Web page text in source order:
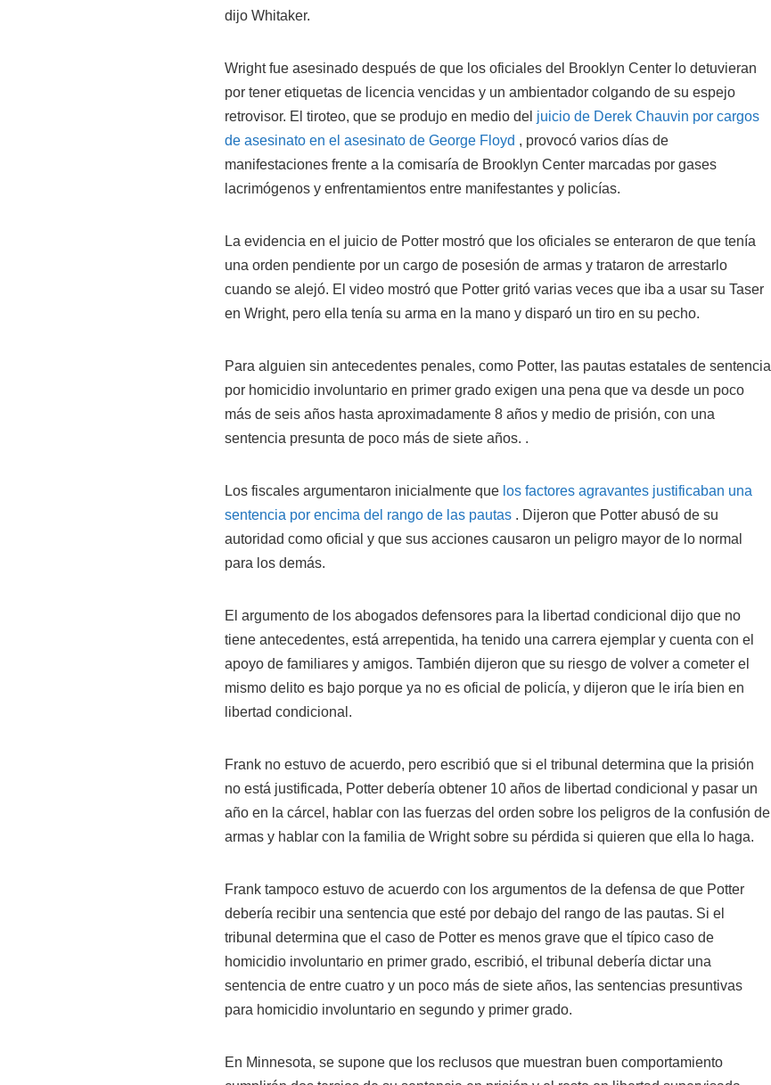
dijo Whitaker.
Wright fue asesinado después de que los oficiales del Brooklyn Center lo detuvieran
por tener etiquetas de licencia vencidas y un ambientador colgando de su espejo
retrovisor. El tiroteo, que se produjo en medio del juicio de Derek Chauvin por cargos
de asesinato en el asesinato de George Floyd , provocó varios días de
manifestaciones frente a la comisaría de Brooklyn Center marcadas por gases
lacrimógenos y enfrentamientos entre manifestantes y policías.
La evidencia en el juicio de Potter mostró que los oficiales se enteraron de que tenía
una orden pendiente por un cargo de posesión de armas y trataron de arrestarlo
cuando se alejó. El video mostró que Potter gritó varias veces que iba a usar su Taser
en Wright, pero ella tenía su arma en la mano y disparó un tiro en su pecho.
Para alguien sin antecedentes penales, como Potter, las pautas estatales de sentencia
por homicidio involuntario en primer grado exigen una pena que va desde un poco
más de seis años hasta aproximadamente 8 años y medio de prisión, con una
sentencia presunta de poco más de siete años. .
Los fiscales argumentaron inicialmente que los factores agravantes justificaban una
sentencia por encima del rango de las pautas . Dijeron que Potter abusó de su
autoridad como oficial y que sus acciones causaron un peligro mayor de lo normal
para los demás.
El argumento de los abogados defensores para la libertad condicional dijo que no
tiene antecedentes, está arrepentida, ha tenido una carrera ejemplar y cuenta con el
apoyo de familiares y amigos. También dijeron que su riesgo de volver a cometer el
mismo delito es bajo porque ya no es oficial de policía, y dijeron que le iría bien en
libertad condicional.
Frank no estuvo de acuerdo, pero escribió que si el tribunal determina que la prisión
no está justificada, Potter debería obtener 10 años de libertad condicional y pasar un
año en la cárcel, hablar con las fuerzas del orden sobre los peligros de la confusión de
armas y hablar con la familia de Wright sobre su pérdida si quieren que ella lo haga.
Frank tampoco estuvo de acuerdo con los argumentos de la defensa de que Potter
debería recibir una sentencia que esté por debajo del rango de las pautas. Si el
tribunal determina que el caso de Potter es menos grave que el típico caso de
homicidio involuntario en primer grado, escribió, el tribunal debería dictar una
sentencia de entre cuatro y un poco más de siete años, las sentencias presuntivas
para homicidio involuntario en segundo y primer grado.
En Minnesota, se supone que los reclusos que muestran buen comportamiento